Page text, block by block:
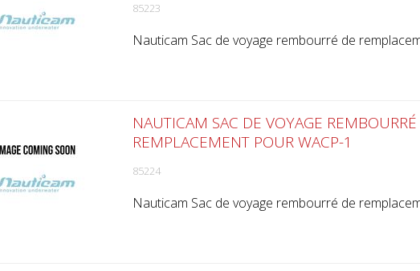
85223
Nauticam Sac de voyage rembourré de
NAUTICAM SAC DE VOYAGE
REMPLACEMENT POUR WACP-1
85224
Nauticam Sac de voyage rembourré de